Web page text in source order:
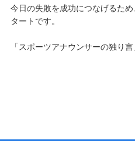
今日の失敗を成功につなげるた
タートです。
「スポーツアナウンサーの独り